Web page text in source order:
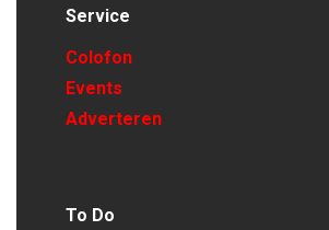
Service
Colofon
Events
Adverteren
To Do